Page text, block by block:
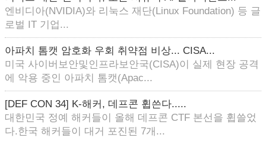
엔비디아(NVIDIA)와 리눅스 재단(Linux Foundation) 등 글
로벌 IT 기업...
아파치 톰캣 암호화 우회 취약점 비상... CISA...
미국 사이버보안및인프라보안국(CISA)이 실제 현장 공격
에 악용 중인 아파치 톰캣(Apac...
[DEF CON 34] K-해커, 데프콘 휩쓴다.....
대한민국 정예 해커들이 올해 데프콘 CTF 본선을 휩쓸었
다.한국 해커들이 대거 포진된 7개...